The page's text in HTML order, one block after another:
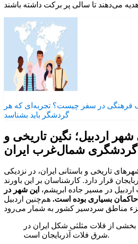
فرهنگی در سفر چیست؟ تجربه‌ای که هر
گردشگر باید بشناسد
اردبیل؛ نگین تاریخی و
گردشگری شمال‌غرب ایران
تاریخی و باستانی ایران، در نزدیکی
قرار دارد. کارشناسان بر این باورند
در مسیر جاده ابریشم، این شهر در
بسیاری بوده است. هم‌چنین اردبیل
بخشی از فلات مثلثی شکل ایران در
شرق فلات آذربایجان است.